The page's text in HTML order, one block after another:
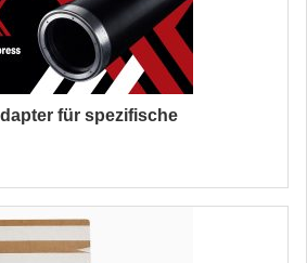
für spezifische